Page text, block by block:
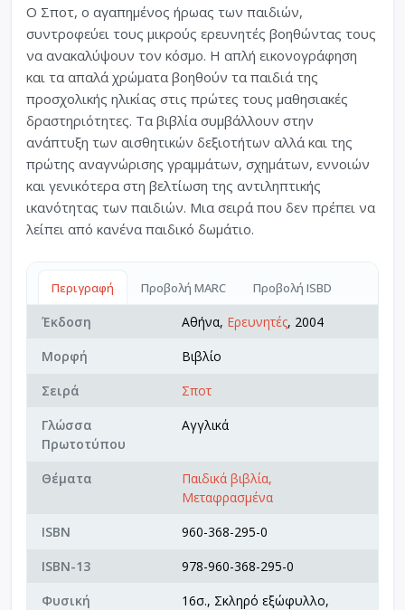
Ο Σποτ, ο αγαπημένος ήρωας των παιδιών,
συντροφεύει τους μικρούς ερευνητές βοηθώντας τους
να ανακαλύψουν τον κόσμο. Η απλή εικονογράφηση
και τα απαλά χρώματα βοηθούν τα παιδιά της
προσχολικής ηλικίας στις πρώτες τους μαθησιακές
δραστηριότητες. Τα βιβλία συμβάλλουν στην
ανάπτυξη των αισθητικών δεξιοτήτων αλλά και της
πρώτης αναγνώρισης γραμμάτων, σχημάτων, εννοιών
και γενικότερα στη βελτίωση της αντιληπτικής
ικανότητας των παιδιών. Μια σειρά που δεν πρέπει να
λείπει από κανένα παιδικό δωμάτιο.
Περιγραφή Προβολή MARC Προβολή ISBD
Έκδοση Αθήνα, Ερευνητές, 2004
Μορφή
Βιβλίο
Σειρά
Σποτ
Γλώσσα
Πρωτοτύπου
Αγγλικά
Θέματα
Παιδικά βιβλία,
Μεταφρασμένα
ISBN
960-368-295-0
ISBN-13
978-960-368-295-0
Φυσική
16σ., Σκληρό εξώφυλλο,